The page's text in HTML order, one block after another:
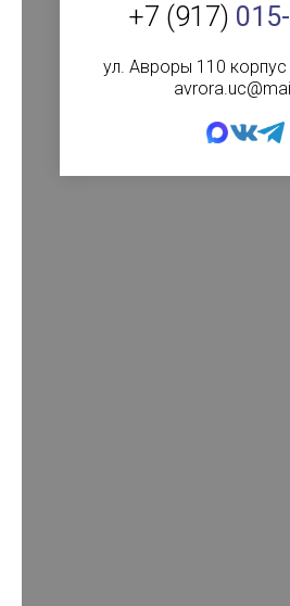
+7 (917)
ул. Авроры 110